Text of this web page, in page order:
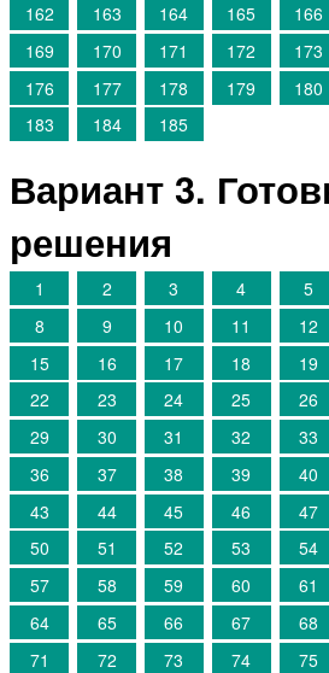
162
163 164 165 166
169
170 171 172 173
176
177 178 179 180
183
184 185
Вариант 3.
решения
1 2 3 4 5
8
9 10 11 12
15
16 17 18 19
22
23 24 25 26
29
30 31 32 33
36
37 38 39 40
43
44 45 46 47
50
51 52 53 54
57
58 59 60 61
64
65 66 67 68
71
72 73 74 75